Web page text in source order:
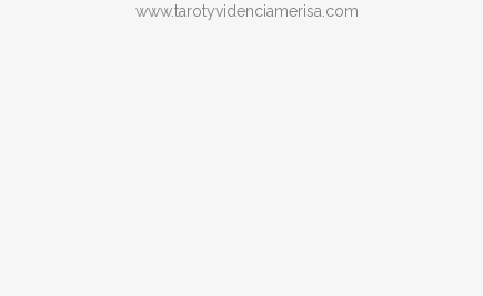
www.tarotyvidenciamerisa.com